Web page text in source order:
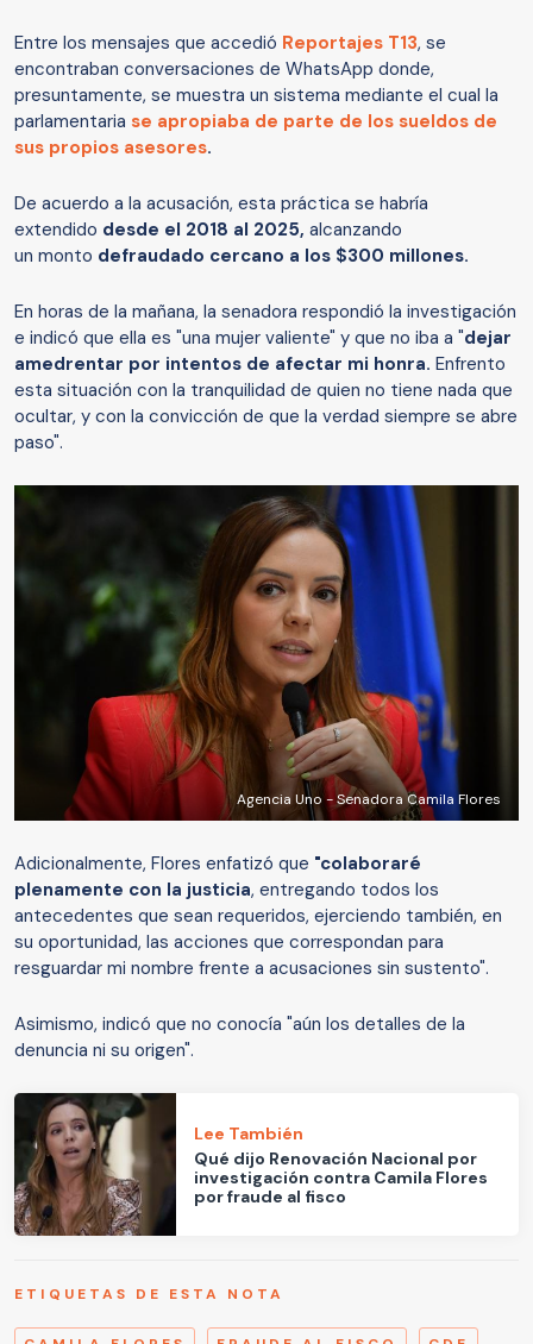
Entre los mensajes que accedió Reportajes T13, se
encontraban conversaciones de WhatsApp donde,
presuntamente, se muestra un sistema mediante el cual la
parlamentaria se apropiaba de parte de los sueldos de
sus propios asesores.
De acuerdo a la acusación, esta práctica se habría
extendido desde el 2018 al 2025, alcanzando
un monto defraudado cercano a los $300 millones.
En horas de la mañana, la senadora respondió la investigación
e indicó que ella es "una mujer valiente" y que no iba a "dejar
amedrentar por intentos de afectar mi honra. Enfrento
esta situación con la tranquilidad de quien no tiene nada que
ocultar, y con la convicción de que la verdad siempre se abre
paso".
Agencia Uno - Senadora Camila Flores
Adicionalmente, Flores enfatizó que "colaboraré
plenamente con la justicia, entregando todos los
antecedentes que sean requeridos, ejerciendo también, en
su oportunidad, las acciones que correspondan para
resguardar mi nombre frente a acusaciones sin sustento".
Asimismo, indicó que no conocía "aún los detalles de la
denuncia ni su origen".
Lee También
Qué dijo Renovación Nacional por
investigación contra Camila Flores
por fraude al fisco
ETIQUETAS DE ESTA NOTA